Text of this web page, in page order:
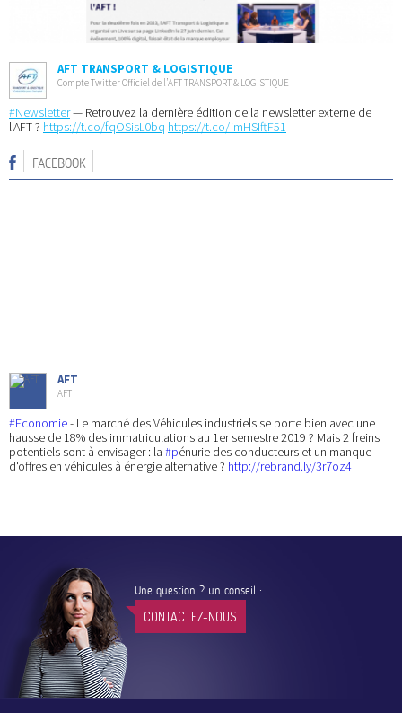
AFT TRANSPORT & LOGISTIQUE
Compte Twitter Officiel de l’AFT TRANSPORT & LOGISTIQUE
#Newsletter— Retrouvez la dernière édition de la newsletter externe de
l'AFT ? https://t.co/fqOSisL0bq https://t.co/imHSIftF51
FACEBOOK
AFT
AFT
#Economie- Le marché des Véhicules industriels se porte bien avec une
hausse de 18% des immatriculations au 1er semestre 2019 ? Mais 2 freins
potentiels sont à envisager : la #pénurie des conducteurs et un manque
d'offres en véhicules à énergie alternative ? http://rebrand.ly/3r7oz4
Une question ? un conseil :
CONTACTEZ-NOUS